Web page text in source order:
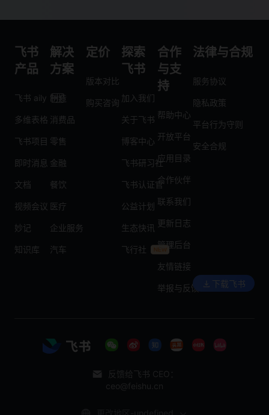
飞书
产品
飞书 aily
多维表格
飞书项目
即时消息
文档
视频会议
妙记
知识库
解决
方案
制造
消费品
零售
金融
餐饮
医疗
企业服务
汽车
定价
版本对比
购买咨询
探索
飞书
加入我们
关于飞书
博客中心
飞书研习社
飞书认证官
公益计划
生态快讯
飞行社
合作
与支
持
帮助中心
开放平台
应用目录
合作伙伴
联系我们
更新日志
管理后台
友情链接
举报与反馈
法律与合规
服务协议
隐私政策
平台行为守则
安全合规
下载飞书
反馈给飞书 CEO：
ceo@feishu.cn